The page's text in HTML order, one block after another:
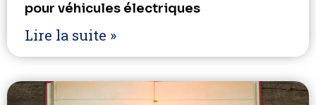
pour véhicules électriques
Lire la suite »